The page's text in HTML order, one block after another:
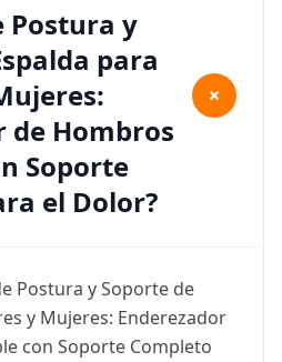
Postura y
para
de Hombros
Soporte
el Dolor?
+
Postura y Soporte de
y Mujeres: Enderezador
con Soporte Completo